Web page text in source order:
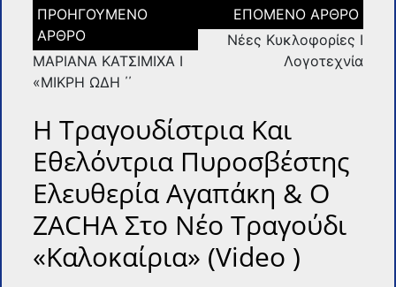
Πλοήγηση
άρθρων
ΜΑΡΙΑΝΑ ΚΑΤΣΙΜΙΧΑ Ι
«ΜΙΚΡΗ ΩΔΗ ΄΄
Νέες Κυκλοφορίες I
Λογοτεχνία
Η Τραγουδίστρια Και
Εθελόντρια Πυροσβέστης
Ελευθερία Αγαπάκη & Ο
ZACHA Στο Νέο Τραγούδι
«Καλοκαίρια» (video )